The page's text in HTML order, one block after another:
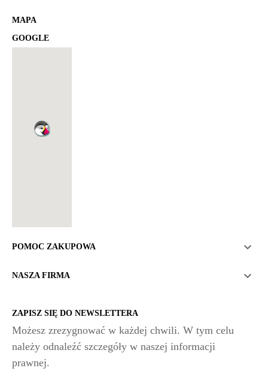
MAPA
GOOGLE
POMOC ZAKUPOWA 
NASZA FIRMA 
ZAPISZ SIĘ DO NEWSLETTERA
Możesz zrezygnować w każdej chwili. W tym celu
należy odnaleźć szczegóły w naszej informacji
prawnej.